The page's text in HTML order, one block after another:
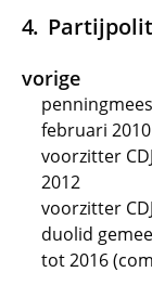
vorige
februari 2010
voorzitter
2012
voorzitter
duolid
tot 2016